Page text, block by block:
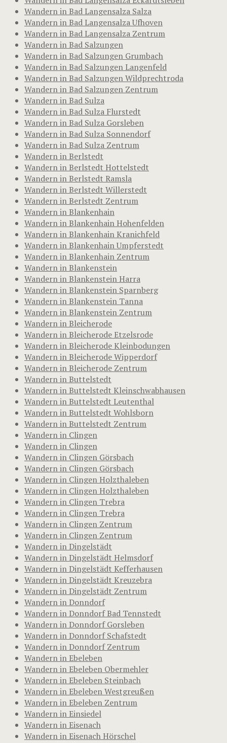
Wandern in Bad Langensalza Salza
Wandern in Bad Langensalza Ufhoven
Wandern in Bad Langensalza Zentrum
Wandern in Bad Salzungen
Wandern in Bad Salzungen Grumbach
Wandern in Bad Salzungen Langenfeld
Wandern in Bad Salzungen Wildprechtroda
Wandern in Bad Salzungen Zentrum
Wandern in Bad Sulza
Wandern in Bad Sulza Flurstedt
Wandern in Bad Sulza Gorsleben
Wandern in Bad Sulza Sonnendorf
Wandern in Bad Sulza Zentrum
Wandern in Berlstedt
Wandern in Berlstedt Hottelstedt
Wandern in Berlstedt Ramsla
Wandern in Berlstedt Willerstedt
Wandern in Berlstedt Zentrum
Wandern in Blankenhain
Wandern in Blankenhain Hohenfelden
Wandern in Blankenhain Kranichfeld
Wandern in Blankenhain Umpferstedt
Wandern in Blankenhain Zentrum
Wandern in Blankenstein
Wandern in Blankenstein Harra
Wandern in Blankenstein Sparnberg
Wandern in Blankenstein Tanna
Wandern in Blankenstein Zentrum
Wandern in Bleicherode
Wandern in Bleicherode Etzelsrode
Wandern in Bleicherode Kleinbodungen
Wandern in Bleicherode Wipperdorf
Wandern in Bleicherode Zentrum
Wandern in Buttelstedt
Wandern in Buttelstedt Kleinschwabhausen
Wandern in Buttelstedt Leutenthal
Wandern in Buttelstedt Wohlsborn
Wandern in Buttelstedt Zentrum
Wandern in Clingen
Wandern in Clingen
Wandern in Clingen Görsbach
Wandern in Clingen Görsbach
Wandern in Clingen Holzthaleben
Wandern in Clingen Holzthaleben
Wandern in Clingen Trebra
Wandern in Clingen Trebra
Wandern in Clingen Zentrum
Wandern in Clingen Zentrum
Wandern in Dingelstädt
Wandern in Dingelstädt Helmsdorf
Wandern in Dingelstädt Kefferhausen
Wandern in Dingelstädt Kreuzebra
Wandern in Dingelstädt Zentrum
Wandern in Donndorf
Wandern in Donndorf Bad Tennstedt
Wandern in Donndorf Gorsleben
Wandern in Donndorf Schafstedt
Wandern in Donndorf Zentrum
Wandern in Ebeleben
Wandern in Ebeleben Obermehler
Wandern in Ebeleben Steinbach
Wandern in Ebeleben Westgreußen
Wandern in Ebeleben Zentrum
Wandern in Einsiedel
Wandern in Eisenach
Wandern in Eisenach Hörschel